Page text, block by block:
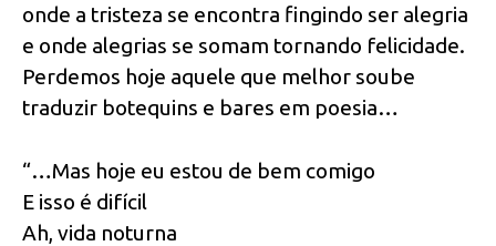
onde a tristeza se encontra fingindo ser alegria
e onde alegrias se somam tornando felicidade.
Perdemos hoje aquele que melhor soube
traduzir botequins e bares em poesia…
“…Mas hoje eu estou de bem comigo
E isso é difícil
Ah, vida noturna